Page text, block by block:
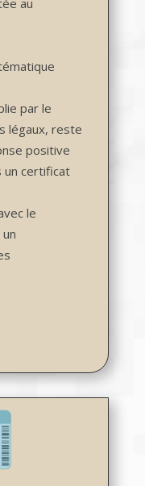
au
par le
légaux, reste
positive
un certificat
le